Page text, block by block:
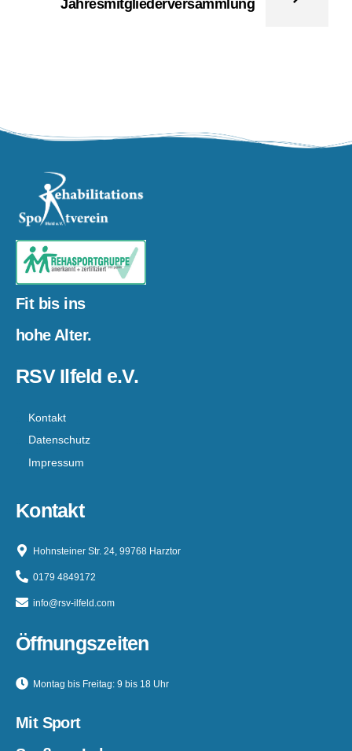
Jahresmitgliederversammlung
Fit bis ins
hohe Alter.
RSV Ilfeld e.V.
Kontakt
Datenschutz
Impressum
Kontakt
Hohnsteiner Str. 24, 99768 Harztor
0179 4849172
info@rsv-ilfeld.com
Öffnungszeiten
Montag bis Freitag: 9 bis 18 Uhr
Mit Sport